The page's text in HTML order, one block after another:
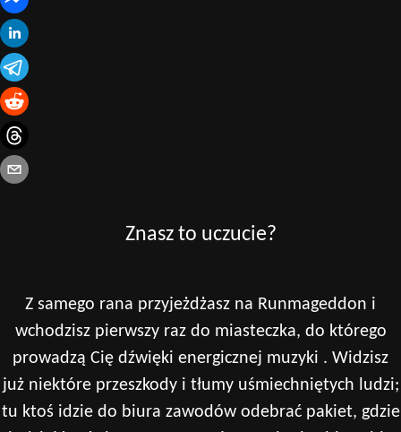
Znasz to uczucie?
Z samego rana przyjeżdżasz na Runmageddon i
wchodzisz pierwszy raz do miasteczka, do którego
prowadzą Cię dźwięki energicznej muzyki . Widzisz
już niektóre przeszkody i tłumy uśmiechniętych ludzi;
tu ktoś idzie do biura zawodów odebrać pakiet, gdzie